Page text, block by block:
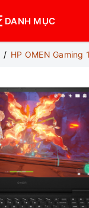
DANH MỤC
HP OMEN Gaming